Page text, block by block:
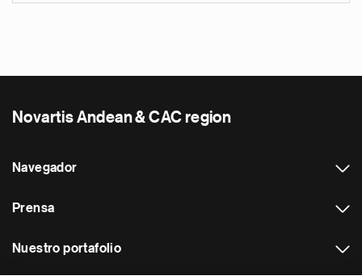
Novartis Andean & CAC region
Navegador
Prensa
Nuestro portafolio